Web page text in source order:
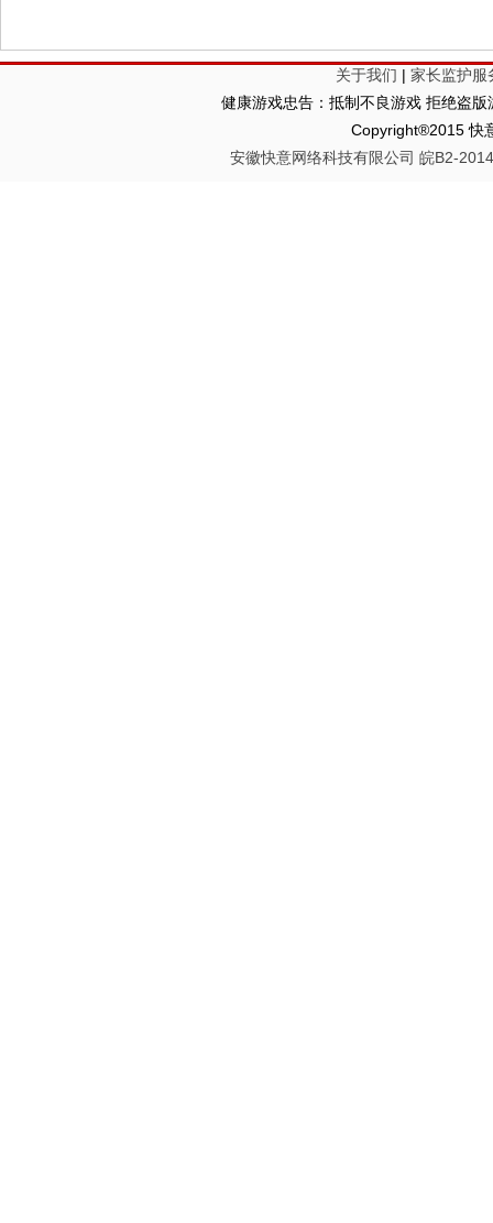
关于我们 | 家长监护服
健康游戏忠告：抵制不良游戏 拒绝盗
Copyright®2015 快
安徽快意网络科技有限公司 皖B2-